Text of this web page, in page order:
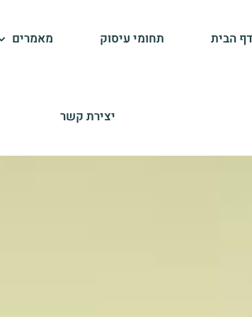
הבית תחומי עיסוק מאמרים
יצירת קשר